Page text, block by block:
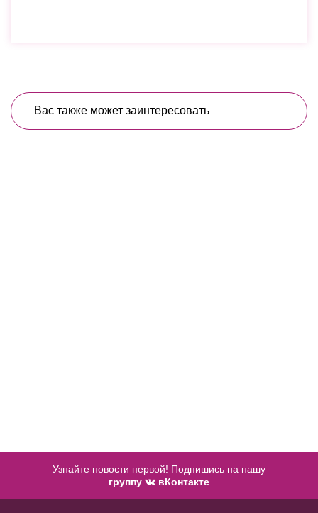
Вас также может заинтересовать
60
Узнайте новости первой! Подпишись на нашу
группу
вКонтакте